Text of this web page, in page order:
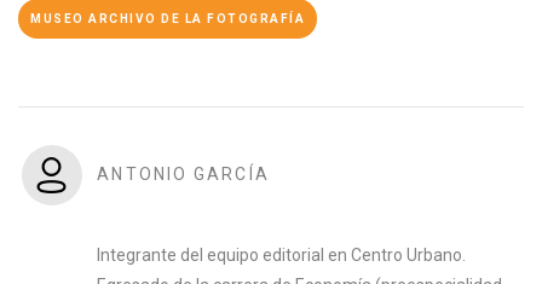
MUSEO ARCHIVO DE LA FOTOGRAFÍA
ANTONIO GARCÍA
Integrante del equipo editorial en Centro Urbano.